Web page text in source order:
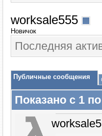
worksale555
Новичок
Последняя
Публичные сообщения
Показано с 1 по